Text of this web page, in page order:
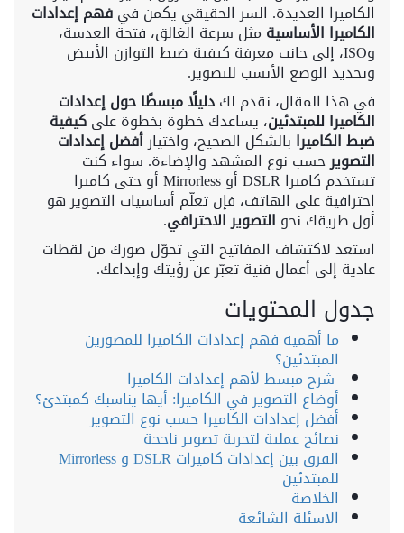
الكاميرا العديدة. السر الحقيقي يكمن فيفهم إعدادات
الكاميرا الأساسيةمثل سرعة الغالق، فتحة العدسة،
وISO، إلى جانب معرفة كيفية ضبط التوازن الأبيض
وتحديد الوضع الأنسب للتصوير.
في هذا المقال، نقدم لكدليلًا مبسطًا حول إعدادات
الكاميرا للمبتدئين، يساعدك خطوة بخطوة علىكيفية
ضبط الكاميرا بالشكل الصحيح، واختيارأفضل إعدادات
التصويرحسب نوع المشهد والإضاءة. سواء كنت
تستخدم كاميرا DSLR أو Mirrorless أو حتى كاميرا
احترافية على الهاتف، فإن تعلّم أساسيات التصوير هو
أول طريقك نحو التصوير الاحترافي.
استعد لاكتشاف المفاتيح التي تحوّل صورك من لقطات
عادية إلى أعمال فنية تعبّر عن رؤيتك وإبداعك.
جدول المحتويات
ما أهمية فهم إعدادات الكاميرا للمصورين
المبتدئين؟
شرح مبسط لأهم إعدادات الكاميرا
أوضاع التصوير في الكاميرا: أيها يناسبك كمبتدئ؟
أفضل إعدادات الكاميرا حسب نوع التصوير
نصائح عملية لتجربة تصوير ناجحة
الفرق بين إعدادات كاميرات DSLR و Mirrorless
للمبتدئين
الخلاصة
الاسئلة الشائعة